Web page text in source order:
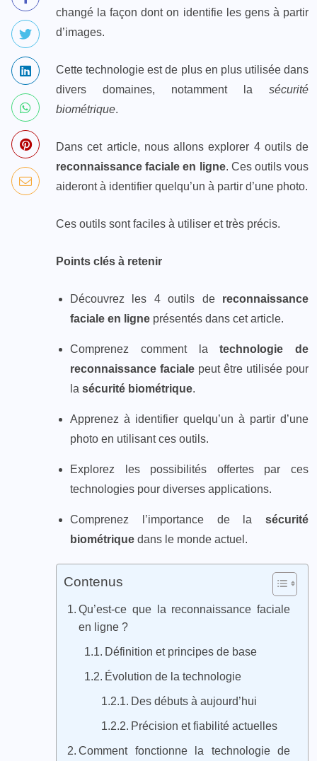
changé la façon dont on identifie les gens à partir
d’images.
Cette technologie est de plus en plus utilisée dans
divers domaines, notamment la sécurité
biométrique.
Dans cet article, nous allons explorer 4 outils de
reconnaissance faciale en ligne. Ces outils vous
aideront à identifier quelqu’un à partir d’une photo.
Ces outils sont faciles à utiliser et très précis.
Points clés à retenir
Découvrez les 4 outils de reconnaissance
faciale en ligne présentés dans cet article.
Comprenez comment latechnologie de
reconnaissance faciale peut être utilisée pour
la sécurité biométrique.
Apprenez à identifier quelqu’un à partir d’une
photo en utilisant ces outils.
Explorez les possibilités offertes par ces
technologies pour diverses applications.
Comprenez l’importance de la sécurité
biométrique dans le monde actuel.
Contenus
Qu’est-ce que la reconnaissance faciale
en ligne ?
Définition et principes de base
Évolution de la technologie
Des débuts à aujourd’hui
Précision et fiabilité actuelles
Comment fonctionne la technologie de